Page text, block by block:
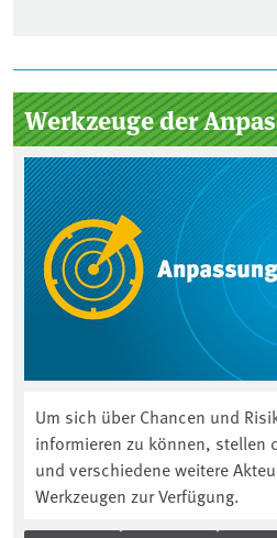
Seitenleiste
Werkzeuge der
Um sich über Chancen und
informieren zu können, stellen
und verschiedene weitere
Werkzeugen zur Verfügung.